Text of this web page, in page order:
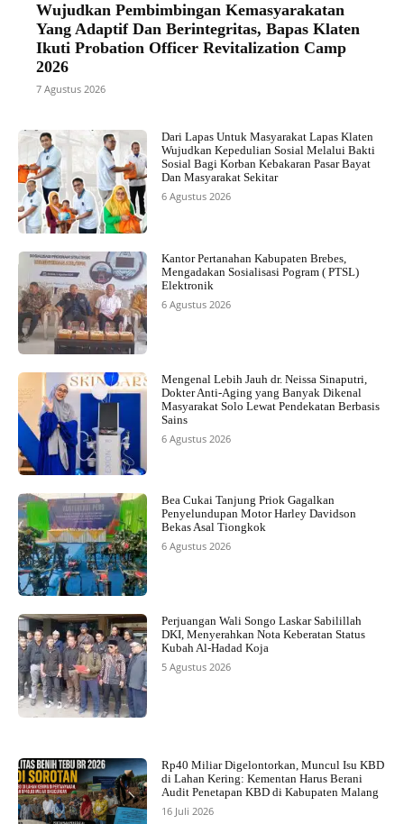
Wujudkan Pembimbingan Kemasyarakatan
Yang Adaptif Dan Berintegritas, Bapas Klaten
Ikuti Probation Officer Revitalization Camp
2026
7 Agustus 2026
Dari Lapas Untuk Masyarakat Lapas Klaten
Wujudkan Kepedulian Sosial Melalui Bakti
Sosial Bagi Korban Kebakaran Pasar Bayat
Dan Masyarakat Sekitar
6 Agustus 2026
Kantor Pertanahan Kabupaten Brebes,
Mengadakan Sosialisasi Pogram ( PTSL)
Elektronik
6 Agustus 2026
Mengenal Lebih Jauh dr. Neissa Sinaputri,
Dokter Anti-Aging yang Banyak Dikenal
Masyarakat Solo Lewat Pendekatan Berbasis
Sains
6 Agustus 2026
Bea Cukai Tanjung Priok Gagalkan
Penyelundupan Motor Harley Davidson
Bekas Asal Tiongkok
6 Agustus 2026
Perjuangan Wali Songo Laskar Sabilillah
DKI, Menyerahkan Nota Keberatan Status
Kubah Al-Hadad Koja
5 Agustus 2026
Rp40 Miliar Digelontorkan, Muncul Isu KBD
di Lahan Kering: Kementan Harus Berani
Audit Penetapan KBD di Kabupaten Malang
16 Juli 2026